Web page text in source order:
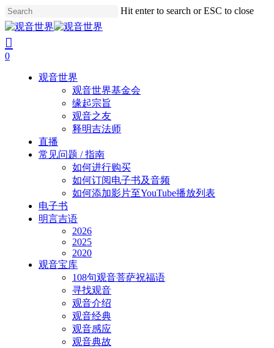
Skip
to
main
content
Hit enter to search or ESC to close
Close
Search
search
account
0
观音世界
观音世界基金会
缘起宗旨
观音之友
释明吉法师
直播
常见问题 / 指南
如何进行购买
如何订阅电子书及音频
如何添加影片至YouTube播放列表
电子书
明言吉语
2026
2025
2020
观音宝库
108句观音菩萨祝福语
寻找观音
观音介绍
观音经典
观音感应
观音典故